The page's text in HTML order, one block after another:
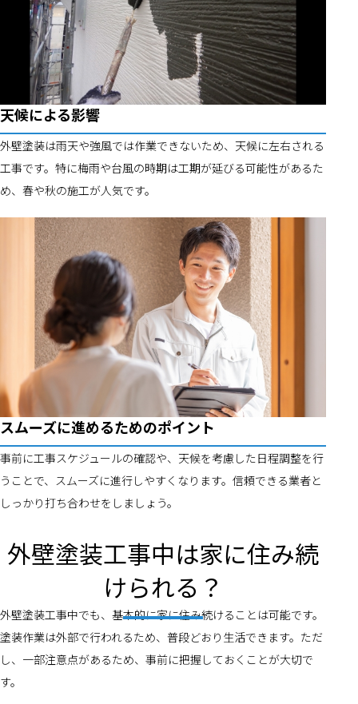
天候による影響
外壁塗装は雨天や強風では作業できないため、天候に左右される
工事です。特に梅雨や台風の時期は工期が延びる可能性があるた
め、春や秋の施工が人気です。
スムーズに進めるためのポイント
事前に工事スケジュールの確認や、天候を考慮した日程調整を行
うことで、スムーズに進行しやすくなります。信頼できる業者と
しっかり打ち合わせをしましょう。
外壁塗装工事中は家に住み続
けられる？
外壁塗装工事中でも、基本的に家に住み続けることは可能です。
塗装作業は外部で行われるため、普段どおり生活できます。ただ
し、一部注意点があるため、事前に把握しておくことが大切で
す。